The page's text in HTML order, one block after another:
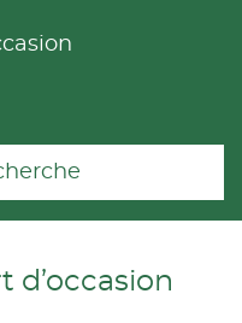
d’occasion